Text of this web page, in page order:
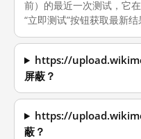
前）的最近一次测试，它
“立即测试”按钮获取最新结
https://
屏蔽？
https://
蔽？